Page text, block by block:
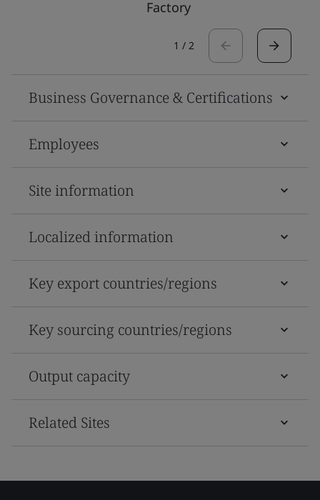
Factory
1 / 2
Business Governance & Certifications
Employees
Site information
Localized information
Key export countries/regions
Key sourcing countries/regions
Output capacity
Related Sites